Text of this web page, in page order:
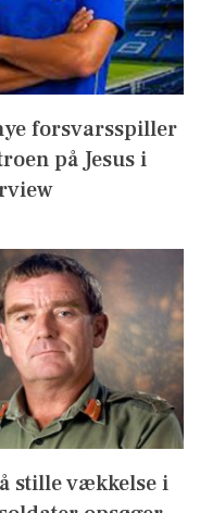
forsvarsspiller
på Jesus i
stille vækkelse i